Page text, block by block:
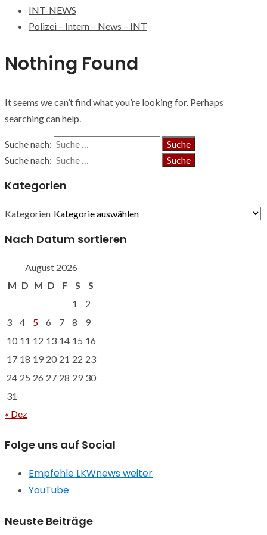
INT-NEWS
Polizei – Intern – News – INT
Nothing Found
It seems we can’t find what you’re looking for. Perhaps
searching can help.
Suche nach:
Suche nach:
Kategorien
Kategorien
Nach Datum sortieren
August 2026
M D M D F S
S
1
2
3
4 5 6 7 8
9
10 11 12 13 14 15 16
17 18 19 20 21 22 23
24 25 26 27 28 29 30
31
« Dez
Folge uns auf Social
Empfehle LKWnews weiter
YouTube
Neuste Beiträge